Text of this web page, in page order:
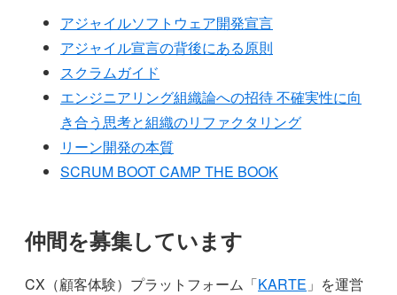
アジャイルソフトウェア開発宣言
アジャイル宣言の背後にある原則
スクラムガイド
エンジニアリング組織論への招待 不確実性に向
き合う思考と組織のリファクタリング
リーン開発の本質
SCRUM BOOT CAMP THE BOOK
仲間を募集しています
CX（顧客体験）プラットフォーム「KARTE 」を運営